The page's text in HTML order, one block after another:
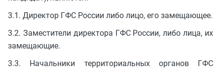
3.1. Директор ГФС России либо лицо, его замещающее.
3.2. Заместители директора ГФС России, либо лица, их
замещающие.
3.3. Начальники территориальных органов ГФС